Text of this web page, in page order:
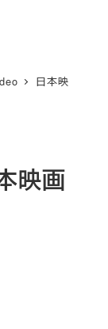
日本映
映画